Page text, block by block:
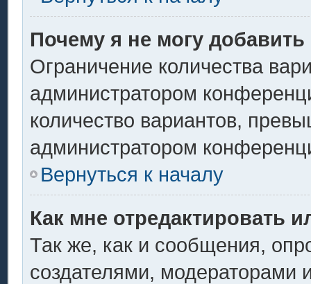
Почему я не могу
Ограничение количества
администратором
количество вариантов,
администратором
Вернуться к началу
Как мне отредактировать
Так же, как и сообщения,
создателями, модераторами